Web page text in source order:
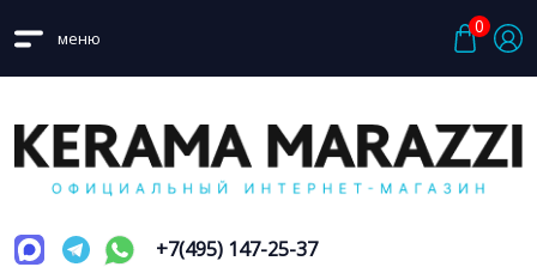
меню
0
+7(495) 147-25-37